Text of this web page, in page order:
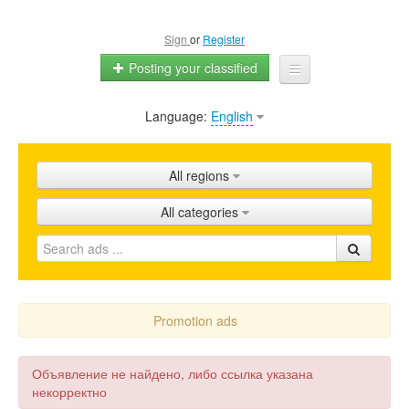
Sign or Register
Posting your classified
Home
Shops
Promotion
FAQ
Blog
Language: English
All regions
All categories
Promotion ads
Объявление не найдено, либо ссылка указана
некорректно